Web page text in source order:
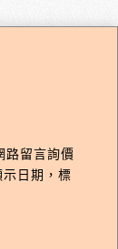
品研發。
路留言詢價
日期，標